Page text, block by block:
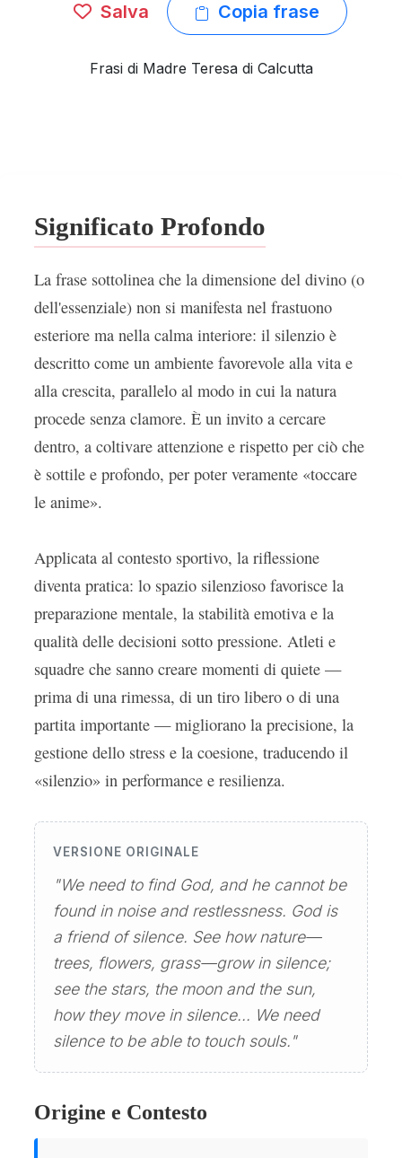
Salva Copia frase
Frasi di Madre Teresa di Calcutta
Significato Profondo
La frase sottolinea che la dimensione del divino (o
dell'essenziale) non si manifesta nel frastuono
esteriore ma nella calma interiore: il silenzio è
descritto come un ambiente favorevole alla vita e
alla crescita, parallelo al modo in cui la natura
procede senza clamore. È un invito a cercare
dentro, a coltivare attenzione e rispetto per ciò che
è sottile e profondo, per poter veramente «toccare
le anime».
Applicata al contesto sportivo, la riflessione
diventa pratica: lo spazio silenzioso favorisce la
preparazione mentale, la stabilità emotiva e la
qualità delle decisioni sotto pressione. Atleti e
squadre che sanno creare momenti di quiete —
prima di una rimessa, di un tiro libero o di una
partita importante — migliorano la precisione, la
gestione dello stress e la coesione, traducendo il
«silenzio» in performance e resilienza.
VERSIONE ORIGINALE
"We need to find God, and he cannot be
found in noise and restlessness. God is
a friend of silence. See how nature—
trees, flowers, grass—grow in silence;
see the stars, the moon and the sun,
how they move in silence... We need
silence to be able to touch souls."
Origine e Contesto